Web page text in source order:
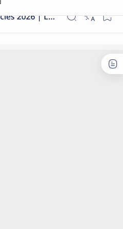
Kerala & Gulf Job Vacancies 2026 | Latest Govt & Private Jobs